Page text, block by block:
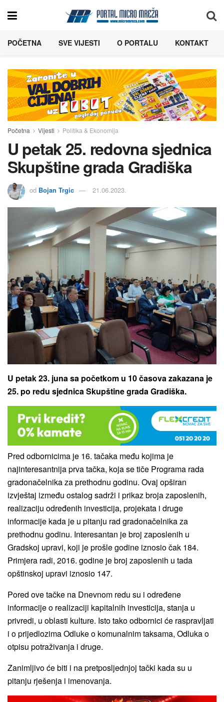
POČETNA SVE VIJESTI O PORTALU KONTAKT
Početna Vijesti Politika & Ekonomija
U petak 25. redovna sjednica
Skupštine grada Gradiška
od Bojan Trgic 21.06.2023.
U petak 23. juna sa početkom u 10 časova zakazana je
25. po redu sjednica Skupštine grada Gradiška.
Pred odbornicima je 16. tačaka među kojima je
najinteresantnija prva tačka, koja se tiče Programa rada
gradonačelnika za prethodnu godinu. Ovaj opširan
izvještaj između ostalog sadrži i prikaz broja zaposlenih,
realizaciju određenih investicija, projekata i druge
informacije kada je u pitanju rad gradonačelnika za
prethodnu godinu. Interesantan je broj zaposlenih u
Gradskoj upravi, koji je prošle godine iznosio čak 184.
Primjera radi, 2016. godine je broj zaposlenih u tada
opštinskoj upravi iznosio 147.
Pored ove tačke na Dnevnom redu su i određene
informacije o realizaciji kapitalnih investicija, stanja u
privredi, u oblasti kulture. Isto tako odbornici će raspravljati
i o prijedlozima Odluke o komunalnim taksama, Odluka o
otpisu potraživanja i druge.
Zanimljivo će biti i na pretposljednjoj tački kada su u
pitanju rješenja i imenovanja.